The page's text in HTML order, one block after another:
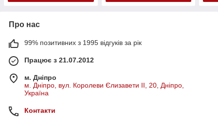
Про нас
99% позитивних з 1995 відгуків за рік
Працює з 21.07.2012
м. Дніпро
м. Дніпро, вул. Королеви Єлизавети ІІ, 20, Дніпро,
Україна
Контакти